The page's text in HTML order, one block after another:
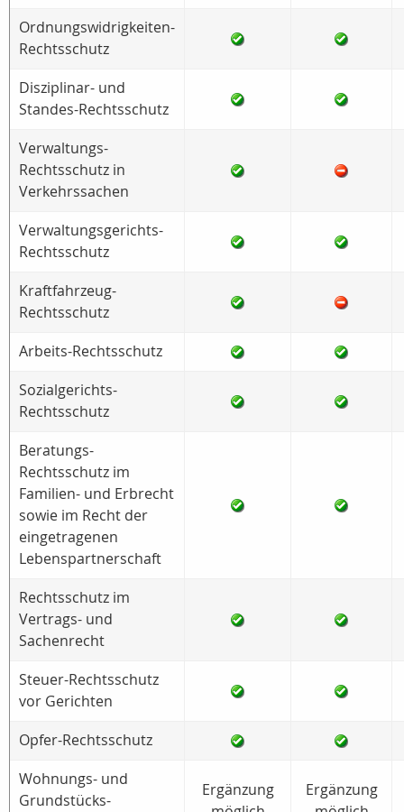
Ordnungswidrigkeiten-
Rechtsschutz
Disziplinar- und
Standes-Rechtsschutz
Verwaltungs-
Rechtsschutz in
Verkehrssachen
Verwaltungsgerichts-
Rechtsschutz
Kraftfahrzeug-
Rechtsschutz
Arbeits-Rechtsschutz
Sozialgerichts-
Rechtsschutz
Beratungs-
Rechtsschutz im
Familien- und Erbrecht
sowie im Recht der
eingetragenen
Lebenspartnerschaft
Rechtsschutz im
Vertrags- und
Sachenrecht
Steuer-Rechtsschutz
vor Gerichten
Opfer-Rechtsschutz
Wohnungs- und
Grundstücks-
Ergänzung
Ergänzung